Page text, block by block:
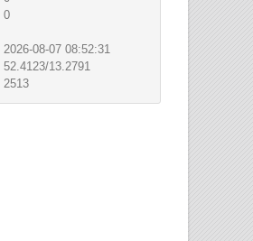
0
2026-08-07 08:52:31
52.4123/13.2791
2513